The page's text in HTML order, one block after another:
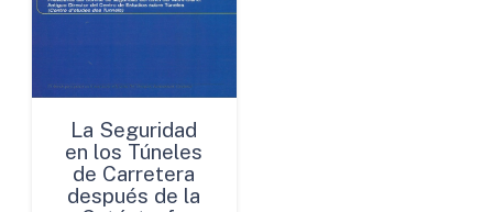
La Seguridad
en los Túneles
de Carretera
después de la